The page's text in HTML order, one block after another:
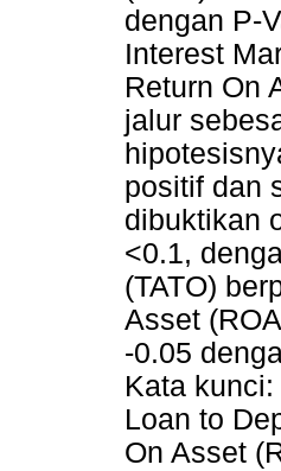
dengan P-
Interest
Return On
jalur
positif dan
dibuktikan
<0.1,
(TATO)
Asset
-0.05
Kata
Loan to
On Asset